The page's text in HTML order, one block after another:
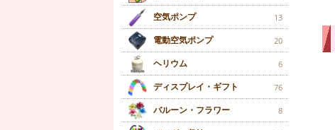
空気ポンプ 13
電動空気ポンプ 20
ヘリウム 6
ディスプレイ・ギフト 76
バルーン・フラワー 8